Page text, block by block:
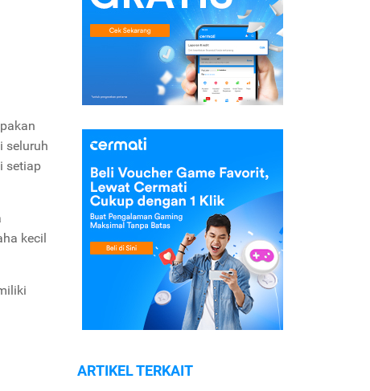
seluruh
setiap
kecil
ARTIKEL TERKAIT